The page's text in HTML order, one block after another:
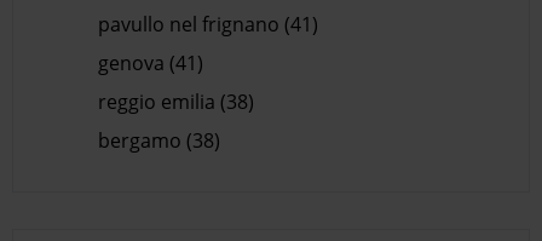
pavullo nel frignano (41)
genova (41)
reggio emilia (38)
bergamo (38)